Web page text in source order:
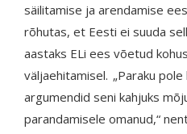
säilitamise ja arendamise
rõhutas, et Eesti ei suuda
aastaks ELi ees võetud
väljaehitamisel. „Paraku pole
argumendid seni kahjuks
parandamisele omanud,“